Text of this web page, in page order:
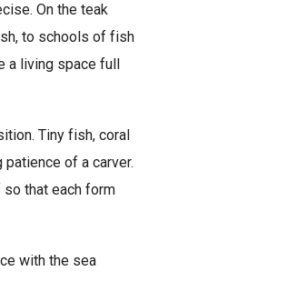
On the teak
to schools of fish
a living space full
Tiny fish, coral
of a carver.
that each form
with the sea